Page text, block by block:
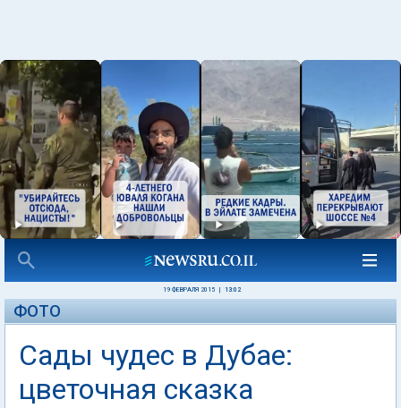
19 ФЕВРАЛЯ 2015 13:02
ФОТО
Сады чудес в Дубае:
цветочная сказка